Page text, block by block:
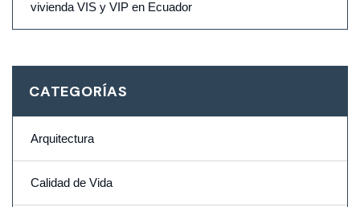
vivienda VIS y VIP en Ecuador
CATEGORÍAS
Arquitectura
Calidad de Vida